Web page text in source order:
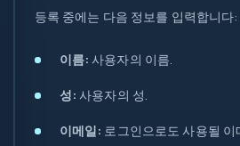
등록 중에는 다음 정보를 입력합니다:
이름: 사용자의 이름.
성: 사용자의 성.
이메일: 로그인으로도 사용될 이